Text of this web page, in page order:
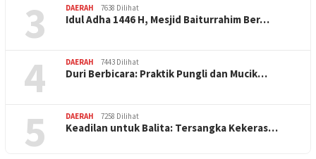
3 DAERAH 7638 Dilihat
Idul Adha 1446 H, Mesjid Baiturrahim Ber…
4 DAERAH 7443 Dilihat
Duri Berbicara: Praktik Pungli dan Mucik…
5 DAERAH 7258 Dilihat
Keadilan untuk Balita: Tersangka Kekeras…